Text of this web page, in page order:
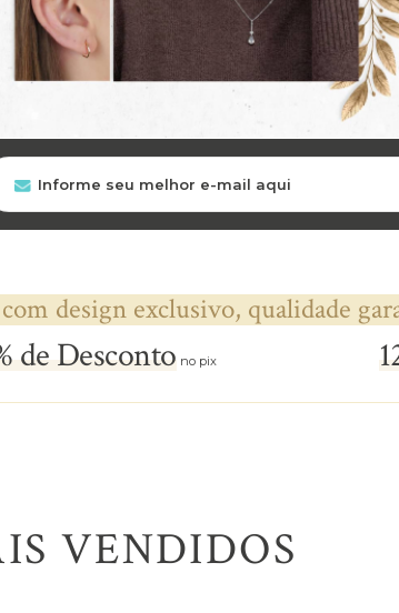
design exclusivo, qualidade
de Desconto no pix
VENDIDOS